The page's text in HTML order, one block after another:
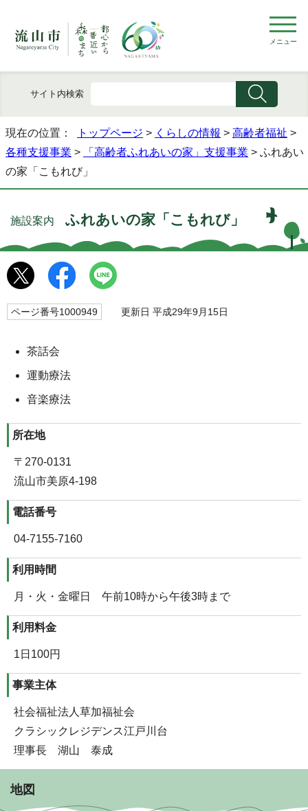
メニュー
サイト内検索
現在の位置： トップページ > くらしの情報 > 高齢者福祉 >
各種支援事業 > 「高齢者ふれあいの家」支援事業 > ふれあい
の家「こもれび」
施設案内 ふれあいの家「こもれび」
ページ番号1000949 更新日 平成29年9月15日
茶話会
運動療法
音楽療法
所在地
〒270-0131
流山市美原4-198
電話番号
04-7155-7160
利用時間
月・火・金曜日 午前10時から午後3時まで
利用料金
1日100円
事業主体
社会福祉法人草加福祉会
クラシックレジデンス江戸川台
理事長 湖山 泰成
地図